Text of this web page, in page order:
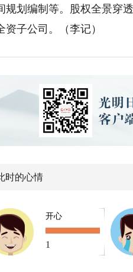
规划编制等。股权全景穿
资子公司。（李记）
时的心情
开心
1